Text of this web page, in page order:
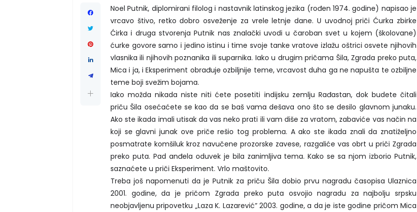
Noel Putnik, diplomirani filolog i nastavnik latinskog jezika (rođen 1974. godine) napisao je
vrcavo štivo, retko dobro osveženje za vrele letnje dane. U uvodnoj priči Ćurka zbirke
Ćirka i druga stvorenja Putnik nas znalački uvodi u čaroban svet u kojem (školovane)
ćurke govore samo i jedino istinu i time svoje tanke vratove izlažu oštrici osvete njihovih
vlasnika ili njihovih poznanika ili suparnika. Iako u drugim pričama Šila, Zgrada preko puta,
Mica i ja, i Eksperiment obrađuje ozbiljnije teme, vrcavost duha ga ne napušta te ozbiljne
teme boji svežim bojama.
Iako možda nikada niste niti ćete posetiti indijsku zemlju Rađastan, dok budete čitali
priču Šila osećaćete se kao da se baš vama dešava ono što se desilo glavnom junaku.
Ako ste ikada imali utisak da vas neko prati ili vam diše za vratom, zabaviće vas način na
koji se glavni junak ove priče rešio tog problema. A ako ste ikada znali da znatiželjno
posmatrate komšiluk kroz navučene prozorske zavese, razgaliće vas obrt u priči Zgrada
preko puta. Pad anđela oduvek je bila zanimljiva tema. Kako se sa njom izborio Putnik,
saznaćete u priči Eksperiment. Vrlo maštovito.
Treba još napomenuti da je Putnik za priču Šila dobio prvu nagradu časopisa Ulaznica
2001. godine, da je pričom Zgrada preko puta osvojio nagradu za najbolju srpsku
neobjavljenu pripovetku „Laza K. Lazarević” 2003. godine, a da je iste godine pričom Mica